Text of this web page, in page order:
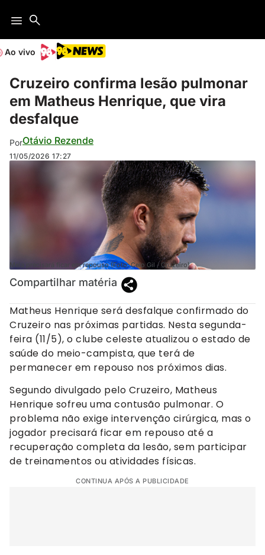
Ao vivo
Cruzeiro confirma lesão pulmonar
em Matheus Henrique, que vira
desfalque
PorOtávio Rezende
11/05/2026 17:27
Meia precisará ficar em repouso (Foto: Celo Gil / Cruzeiro)
Compartilhar matéria
Matheus Henrique será desfalque confirmado do
Cruzeiro nas próximas partidas. Nesta segunda-
feira (11/5), o clube celeste atualizou o estado de
saúde do meio-campista, que terá de
permanecer em repouso nos próximos dias.
Segundo divulgado pelo Cruzeiro, Matheus
Henrique sofreu uma contusão pulmonar. O
problema não exige intervenção cirúrgica, mas o
jogador precisará ficar em repouso até a
recuperação completa da lesão, sem participar
de treinamentos ou atividades físicas.
CONTINUA APÓS A PUBLICIDADE